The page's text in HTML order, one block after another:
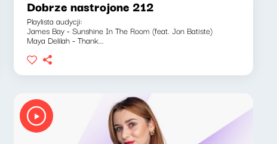
Dobrze nastrojone 212
Playlista audycji:
James Bay - Sunshine In The Room (feat. Jon Batiste)
Maya Delilah - Thank...